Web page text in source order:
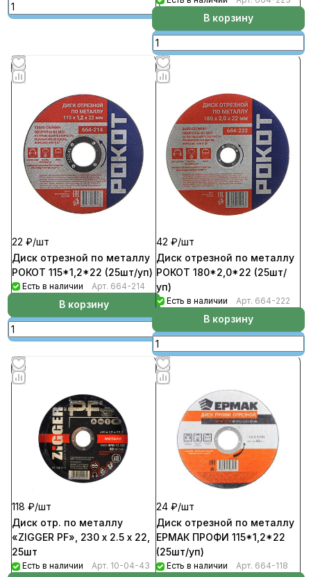
В корзину
22 ₽/шт
Диск отрезной по металлу
РОКОТ 115*1,2*22 (25шт/уп)
Есть в наличии Арт. 664-214
В корзину
42 ₽/шт
Диск отрезной по металлу
РОКОТ 180*2,0*22 (25шт/
уп)
Есть в наличии Арт. 664-222
В корзину
118 ₽/шт
Диск отр. по металлу
«ZIGGER PF», 230 x 2.5 x 22,
25шт
Есть в наличии Арт. 10-04-43
24 ₽/шт
Диск отрезной по металлу
ЕРМАК ПРОФИ 115*1,2*22
(25шт/уп)
Есть в наличии Арт. 664-118